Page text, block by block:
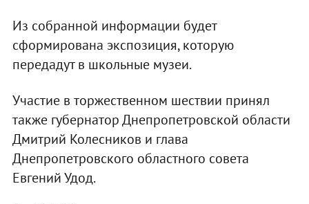
Из собранной информации будет
сформирована экспозиция, которую
передадут в школьные музеи.
Участие в торжественном шествии принял
также губернатор Днепропетровской области
Дмитрий Колесников и глава
Днепропетровского областного совета
Евгений Удод.